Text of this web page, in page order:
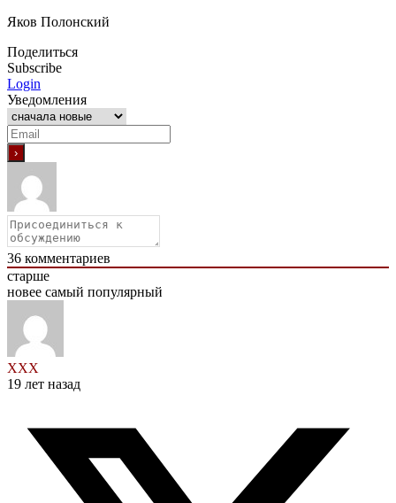
Яков Полонский
Поделиться
Subscribe
Login
Уведомления
36 комментариев
старше
новее самый популярный
ХХХ
19 лет назад